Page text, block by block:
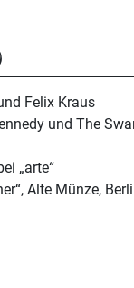
Felix Kraus
und The
„arte“
Alte Münze,